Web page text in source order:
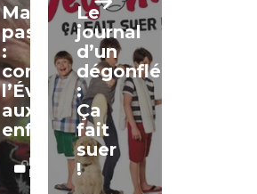
Ma
passion
:
communiquer
l’Évangile
aux
enfants
LECTURE
LIBRE
Le
journal
d’un
dégonflé
:
Ça
fait
suer
!